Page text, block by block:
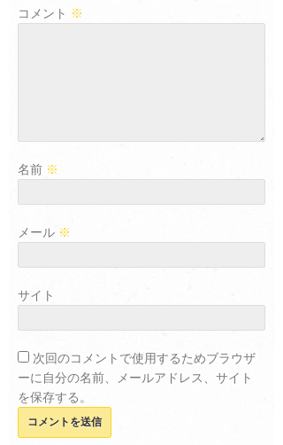
コメント ※
名前 ※
メール ※
サイト
次回のコメントで使用するためブラウザ
ーに自分の名前、メールアドレス、サイト
を保存する。